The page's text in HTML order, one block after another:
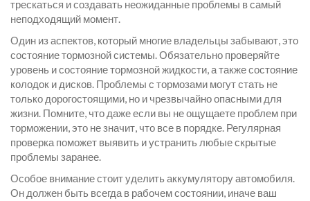
трескаться и создавать неожиданные проблемы в самый
неподходящий момент.
Один из аспектов, который многие владельцы забывают, это
состояние тормозной системы. Обязательно проверяйте
уровень и состояние тормозной жидкости, а также состояние
колодок и дисков. Проблемы с тормозами могут стать не
только дорогостоящими, но и чрезвычайно опасными для
жизни. Помните, что даже если вы не ощущаете проблем при
торможении, это не значит, что все в порядке. Регулярная
проверка поможет выявить и устранить любые скрытые
проблемы заранее.
Особое внимание стоит уделить аккумулятору автомобиля.
Он должен быть всегда в рабочем состоянии, иначе ваш